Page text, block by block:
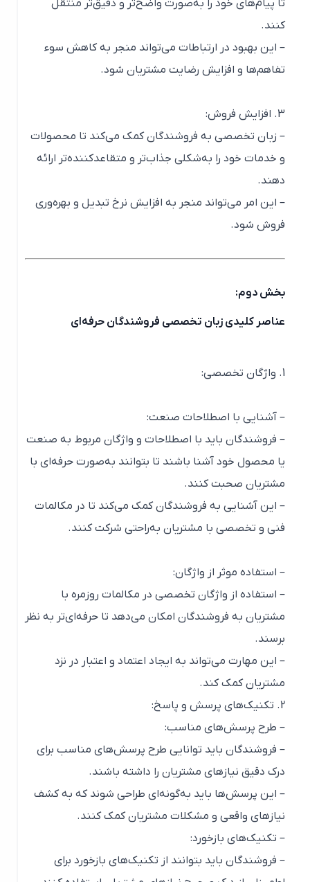
تا پیام‌های خود را به‌صورت واضح‌تر و دقیق‌تر منتقل
کنند.
– این بهبود در ارتباطات می‌تواند منجر به کاهش سوء
تفاهم‌ها و افزایش رضایت مشتریان شود.
– زبان تخصصی به فروشندگان کمک می‌کند تا محصولات
و خدمات خود را به‌شکلی جذاب‌تر و متقاعدکننده‌تر ارائه
دهند.
– این امر می‌تواند منجر به افزایش نرخ تبدیل و بهره‌وری
فروش شود.
بخش دوم:
عناصر کلیدی زبان تخصصی فروشندگان حرفه‌ای
– آشنایی با اصطلاحات صنعت:
– فروشندگان باید با اصطلاحات و واژگان مربوط به صنعت
یا محصول خود آشنا باشند تا بتوانند به‌صورت حرفه‌ای با
مشتریان صحبت کنند.
– این آشنایی به فروشندگان کمک می‌کند تا در مکالمات
فنی و تخصصی با مشتریان به‌راحتی شرکت کنند.
– استفاده موثر از واژگان:
– استفاده از واژگان تخصصی در مکالمات روزمره با
مشتریان به فروشندگان امکان می‌دهد تا حرفه‌ای‌تر به نظر
برسند.
– این مهارت می‌تواند به ایجاد اعتماد و اعتبار در نزد
مشتریان کمک کند.
– طرح پرسش‌های مناسب:
– فروشندگان باید توانایی طرح پرسش‌های مناسب برای
درک دقیق نیازهای مشتریان را داشته باشند.
– این پرسش‌ها باید به‌گونه‌ای طراحی شوند که به کشف
نیازهای واقعی و مشکلات مشتریان کمک کنند.
– تکنیک‌های بازخورد:
– فروشندگان باید بتوانند از تکنیک‌های بازخورد برای